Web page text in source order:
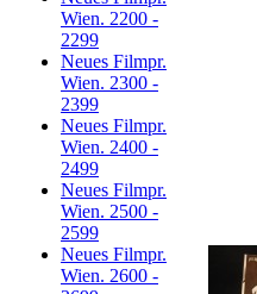
Wien. 2200 -
2299
Neues Filmpr.
Wien. 2300 -
2399
Neues Filmpr.
Wien. 2400 -
2499
Neues Filmpr.
Wien. 2500 -
2599
Neues Filmpr.
Wien. 2600 -